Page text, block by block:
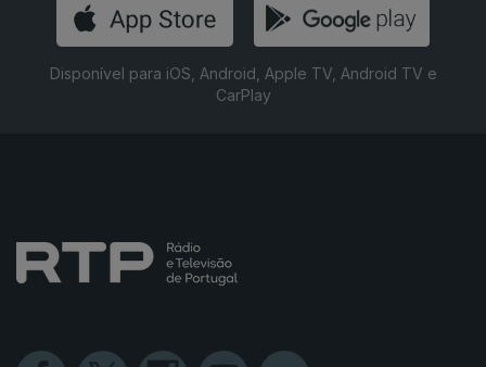
Disponível para iOS, Android, Apple TV, Android TV e
CarPlay